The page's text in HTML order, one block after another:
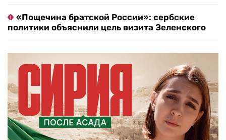
«Пощечина братской России»: сербские
политики объяснили цель визита Зеленского